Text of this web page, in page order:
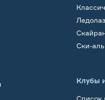
Ски-
Клубы
Список